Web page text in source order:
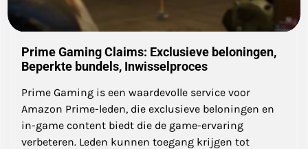
Prime Gaming Claims: Exclusieve beloningen,
Beperkte bundels, Inwisselproces
Prime Gaming is een waardevolle service voor
Amazon Prime-leden, die exclusieve beloningen en
in-game content biedt die de game-ervaring
verbeteren. Leden kunnen toegang krijgen tot